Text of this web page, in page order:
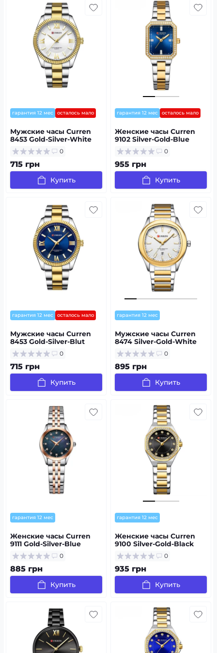
гарантия 12 мес осталось мало
Мужские часы Curren
8453 Gold-Silver-White
0
715 грн
Купить
гарантия 12 мес осталось мало
Женские часы Curren
9102 Silver-Gold-Blue
0
955 грн
Купить
гарантия 12 мес осталось мало
Мужские часы Curren
8453 Gold-Silver-Blut
0
715 грн
Купить
гарантия 12 мес
Мужские часы Curren
8474 Silver-Gold-White
0
895 грн
Купить
гарантия 12 мес
Женские часы Сurren
9111 Gold-Silver-Blue
0
885 грн
Купить
гарантия 12 мес
Женские часы Curren
9100 Silver-Gold-Black
0
935 грн
Купить